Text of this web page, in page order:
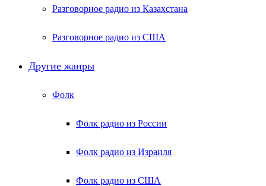
Разговорное радио из Казахстана
Разговорное радио из США
Другие жанры
Фолк
Фолк радио из России
Фолк радио из Израиля
Фолк радио из США